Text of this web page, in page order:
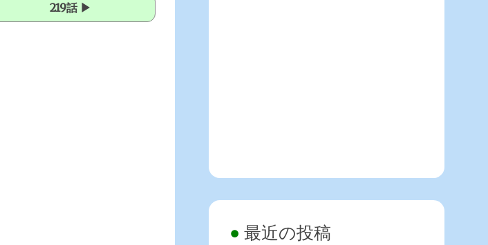
219話 ▶
最近の投稿